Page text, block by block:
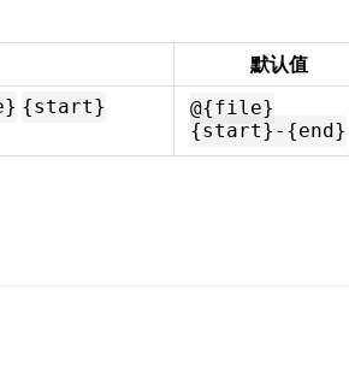
默认值
{start}
@{file}
{start}-{end}